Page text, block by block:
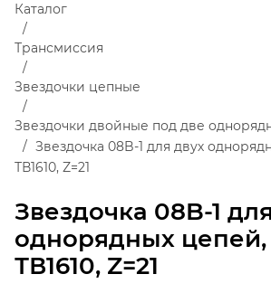
Звездочка 08B-1
однорядных
ТВ1610, Z=21
Каталог
Трансмиссия
Звездочки цепные
Звездочки двойные под две
Звездочка 08B-1 для двух
ТВ1610, Z=21